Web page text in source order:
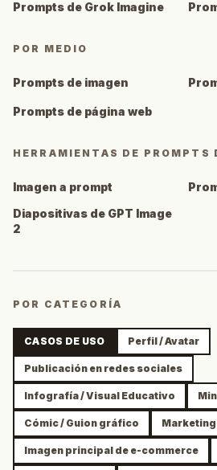
Prompts de Grok Imagine
POR MEDIO
Prompts de imagen
Prompts de página web
HERRAMIENTAS DE PROMPTS
Imagen a prompt
Diapositivas de GPT Image
2
POR CATEGORÍA
CASOS DE USO Perfil / Avatar
Publicación en redes sociales
Infografía / Visual Educativo
Cómic / Guion gráfico
Imagen principal de e-commerce